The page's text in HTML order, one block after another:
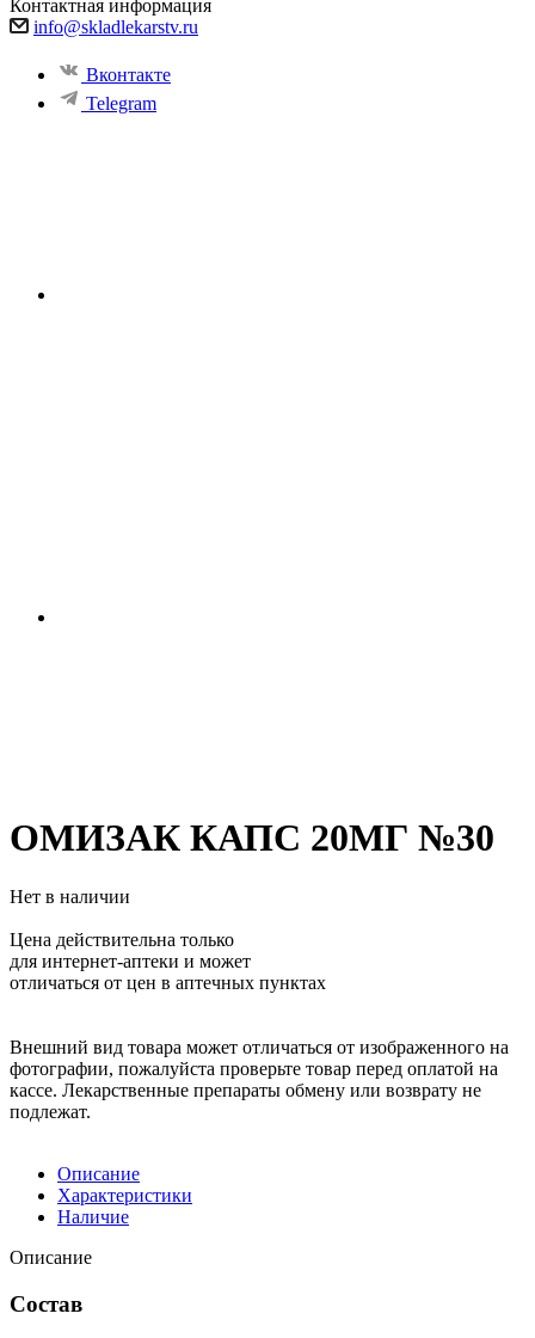
Контактная информация
info@skladlekarstv.ru
Вконтакте
Telegram
ОМИЗАК КАПС 20МГ №30
Нет в наличии
Цена действительна только
для интернет-аптеки и может
отличаться от цен в аптечных пунктах
Внешний вид товара может отличаться от изображенного на
фотографии, пожалуйста проверьте товар перед оплатой на
кассе. Лекарственные препараты обмену или возврату не
подлежат.
Описание
Характеристики
Наличие
Описание
Состав